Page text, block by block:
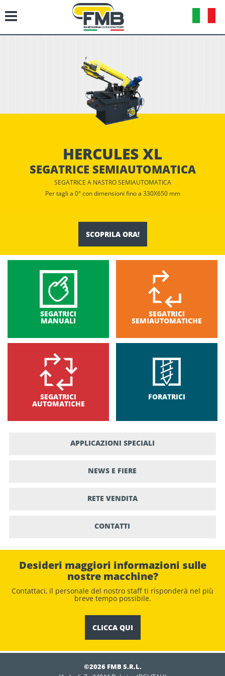
HERCULES XL
SEGATRICE SEMIAUTOMATICA
SEGATRICE A NASTRO SEMIAUTOMATICA
Per tagli a 0° con dimensioni fino a 330X650 mm
SCOPRILA ORA!
SEGATRICI
MANUALI
SEGATRICI
SEMIAUTOMATICHE
SEGATRICI
AUTOMATICHE
FORATRICI
APPLICAZIONI SPECIALI
NEWS E FIERE
RETE VENDITA
CONTATTI
Desideri maggiori informazioni sulle
nostre macchine?
Contattaci, il personale del nostro staﬀ ti risponderà nel più
breve tempo possibile.
CLICCA QUI
©2026 FMB S.R.L.